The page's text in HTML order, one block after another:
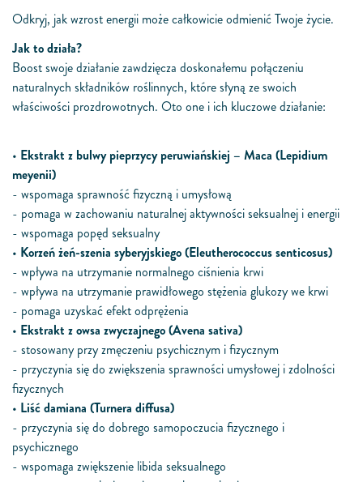
Odkryj, jak wzrost energii może całkowicie odmienić Twoje życie.
Jak to działa?
Boost swoje działanie zawdzięcza doskonałemu połączeniu
naturalnych składników roślinnych, które słyną ze swoich
właściwości prozdrowotnych. Oto one i ich kluczowe działanie:
• Ekstrakt z bulwy pieprzycy peruwiańskiej – Maca (Lepidium
meyenii)
- wspomaga sprawność fizyczną i umysłową
- pomaga w zachowaniu naturalnej aktywności seksualnej i energii
- wspomaga popęd seksualny
• Korzeń żeń-szenia syberyjskiego (Eleutherococcus senticosus)
- wpływa na utrzymanie normalnego ciśnienia krwi
- wpływa na utrzymanie prawidłowego stężenia glukozy we krwi
- pomaga uzyskać efekt odprężenia
• Ekstrakt z owsa zwyczajnego (Avena sativa)
- stosowany przy zmęczeniu psychicznym i fizycznym
- przyczynia się do zwiększenia sprawności umysłowej i zdolności
fizycznych
• Liść damiana (Turnera diffusa)
- przyczynia się do dobrego samopoczucia fizycznego i
psychicznego
- wspomaga zwiększenie libida seksualnego